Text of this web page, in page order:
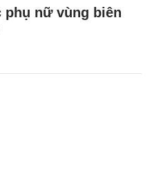
phụ nữ vùng biên